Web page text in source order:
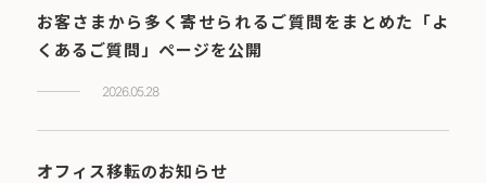
お客さまから多く寄せられるご質問をまとめた「よ
くあるご質問」ページを公開
2026.05.28
オフィス移転のお知らせ